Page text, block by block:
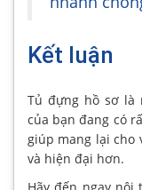
Kết luận
Tủ đựng hồ sơ là
của bạn đang có
giúp mang lại cho
và hiện đại hơn.